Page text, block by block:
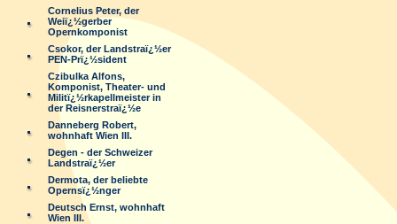
Cornelius Peter, der
Weiï¿½gerber
Opernkomponist
Csokor, der Landstraï¿½er
PEN-Prï¿½sident
Czibulka Alfons,
Komponist, Theater- und
Militï¿½rkapellmeister in
der Reisnerstraï¿½e
Danneberg Robert,
wohnhaft Wien III.
Degen - der Schweizer
Landstraï¿½er
Dermota, der beliebte
Opernsï¿½nger
Deutsch Ernst, wohnhaft
Wien III.